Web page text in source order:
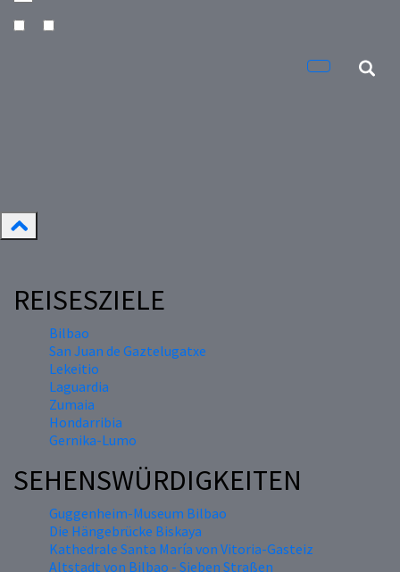
REISESZIELE
Bilbao
San Juan de Gaztelugatxe
Lekeitio
Laguardia
Zumaia
Hondarribia
Gernika-Lumo
SEHENSWÜRDIGKEITEN
Guggenheim-Museum Bilbao
Die Hängebrücke Biskaya
Kathedrale Santa María von Vitoria-Gasteiz
Altstadt von Bilbao - Sieben Straßen